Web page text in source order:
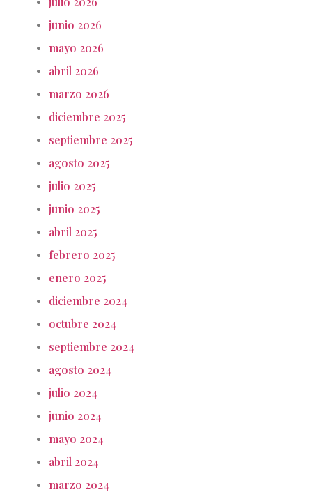
junio 2026
mayo 2026
abril 2026
marzo 2026
diciembre 2025
septiembre 2025
agosto 2025
julio 2025
junio 2025
abril 2025
febrero 2025
enero 2025
diciembre 2024
octubre 2024
septiembre 2024
agosto 2024
julio 2024
junio 2024
mayo 2024
abril 2024
marzo 2024